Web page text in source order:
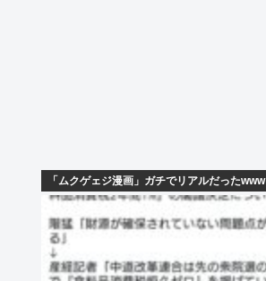
「ムクゲェジ漫画」ガチでリアルだったwww